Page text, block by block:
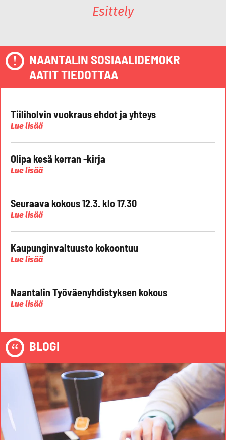
Esittely
NAANTALIN SOSIAALIDEMOKR
AATIT TIEDOTTAA
Tiiliholvin vuokraus ehdot ja yhteys
Lue lisää
Olipa kesä kerran -kirja
Lue lisää
Seuraava kokous 12.3. klo 17.30
Lue lisää
Kaupunginvaltuusto kokoontuu
Lue lisää
Naantalin Työväenyhdistyksen kokous
Lue lisää
BLOGI